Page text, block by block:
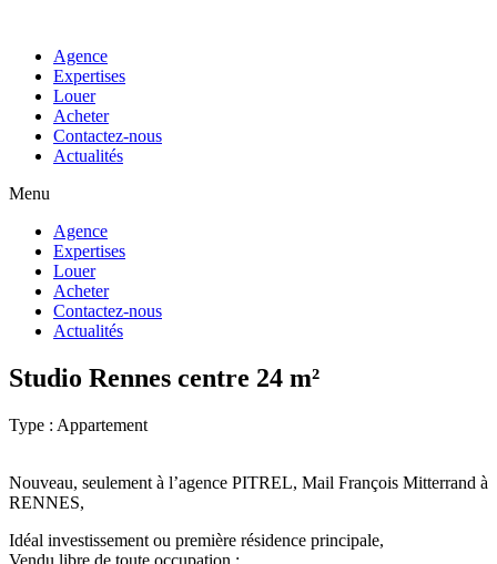
Agence
Expertises
Louer
Acheter
Contactez-nous
Actualités
Menu
Agence
Expertises
Louer
Acheter
Contactez-nous
Actualités
Studio Rennes centre 24 m²
Type : Appartement
Nouveau, seulement à l’agence PITREL, Mail François Mitterrand à
RENNES,
Idéal investissement ou première résidence principale,
Vendu libre de toute occupation :